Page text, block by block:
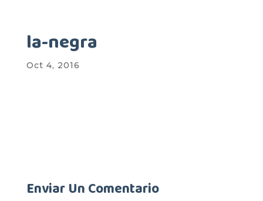
la-negra
Oct 4, 2016
Enviar Un Comentario